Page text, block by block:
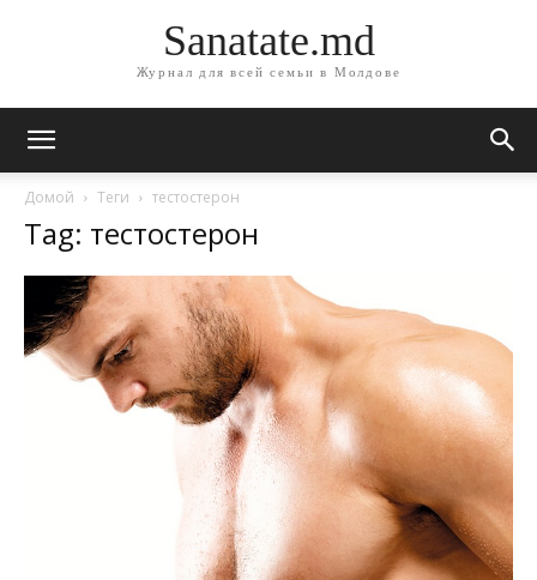
Sanatate.md
Журнал для всей семьи в Молдове
Домой Теги тестостерон
Tag: тестостерон